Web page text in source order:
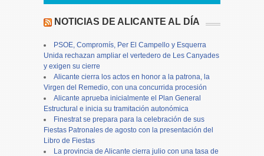
NOTICIAS DE ALICANTE AL DÍA
PSOE, Compromís, Per El Campello y Esquerra
Unida rechazan ampliar el vertedero de Les Canyades
y exigen su cierre
Alicante cierra los actos en honor a la patrona, la
Virgen del Remedio, con una concurrida procesión
Alicante aprueba inicialmente el Plan General
Estructural e inicia su tramitación autonómica
Finestrat se prepara para la celebración de sus
Fiestas Patronales de agosto con la presentación del
Libro de Fiestas
La provincia de Alicante cierra julio con una tasa de